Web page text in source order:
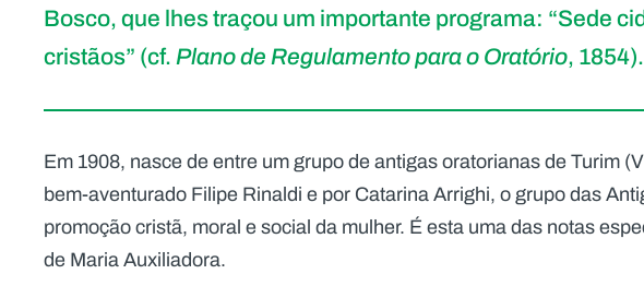
Bosco, que lhes traçou um importante programa: “Sede
cristãos” (cf.Plano de Regulamento para o Oratório, 1854).
Em 1908, nasce de entre um grupo de antigas oratorianas de Turim
bem-aventurado Filipe Rinaldi e por Catarina Arrighi, o grupo das
promoção cristã, moral e social da mulher. É esta uma das notas
de Maria Auxiliadora.